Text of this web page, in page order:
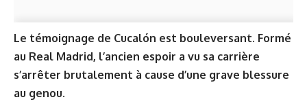
Le témoignage de Cucalón est bouleversant. Formé
au Real Madrid, l’ancien espoir a vu sa carrière
s’arrêter brutalement à cause d’une grave blessure
au genou.